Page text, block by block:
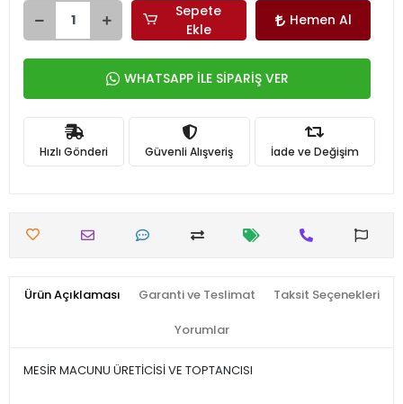
Sepete
Ekle
Hemen Al
WHATSAPP İLE SİPARİŞ VER
Hızlı Gönderi Güvenli Alışveriş İade ve Değişim
Ürün Açıklaması Garanti ve Teslimat Taksit Seçenekleri
Yorumlar
MESİR MACUNU ÜRETİCİSİ VE TOPTANCISI